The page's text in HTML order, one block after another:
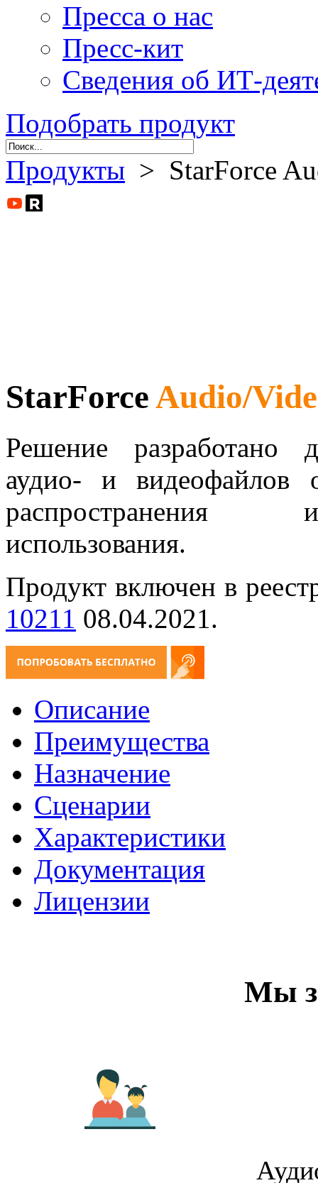
Пресса о нас
Пресс-кит
Сведения об ИТ-
Подобрать продукт
Продукты > StarForce
StarForceAudio/
Решение разработано
аудио- и видеофайлов
распространения
использования.
Продукт включен в
10211 08.04.2021.
Описание
Преимущества
Назначение
Сценарии
Характеристики
Документация
Лицензии
Мы